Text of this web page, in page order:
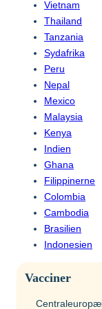
Vacciner
Vietnam
Thailand
Tanzania
Sydafrika
Peru
Nepal
Mexico
Malaysia
Kenya
Indien
Ghana
Filippinerne
Colombia
Cambodia
Brasilien
Indonesien